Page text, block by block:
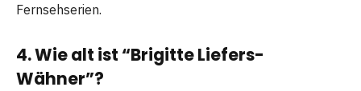
Fernsehserien.
4. Wie alt ist “Brigitte Liefers-
Wähner”?